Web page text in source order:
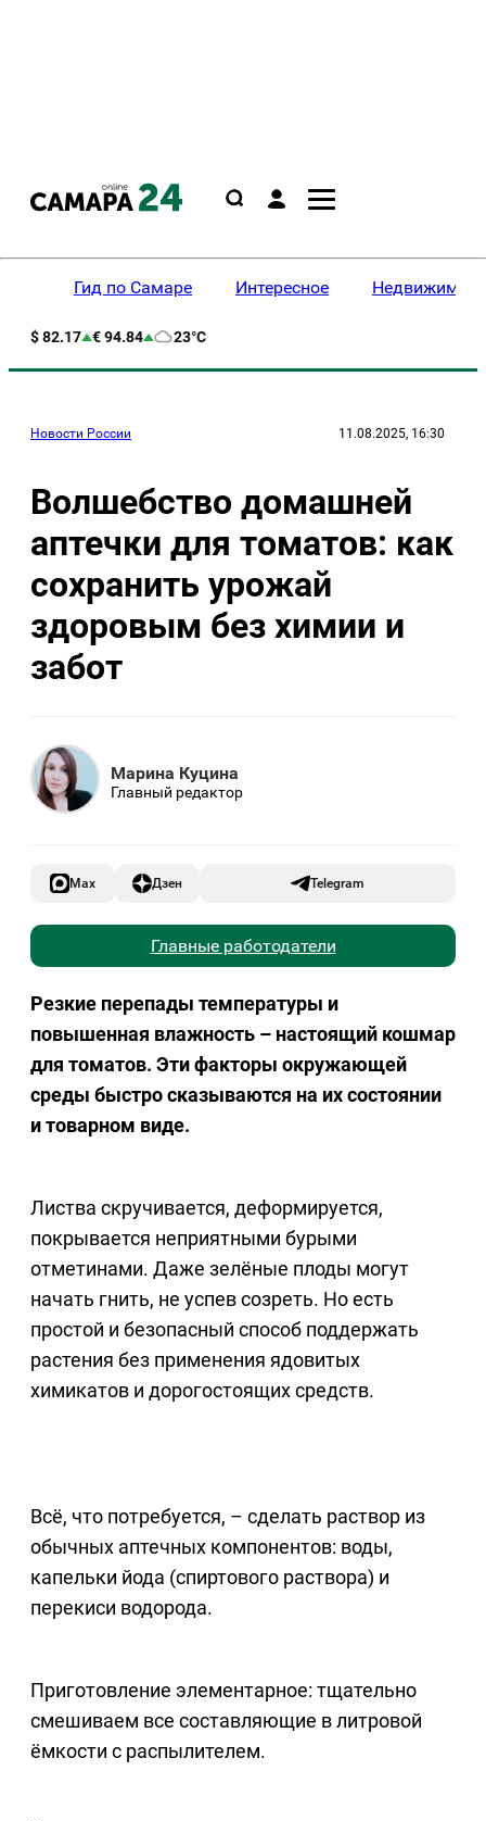
Гид по Самаре Интересное
$ 82.17 € 94.84 23°C
Новости России 11.08.2025, 16:30
Волшебство домашней
аптечки для томатов: как
сохранить урожай
здоровым без химии и
забот
Марина Куцина
Главный редактор
Max Дзен Telegram
Главные работодатели
Резкие перепады температуры и
повышенная влажность – настоящий кошмар
для томатов. Эти факторы окружающей
среды быстро сказываются на их состоянии
и товарном виде.
Листва скручивается, деформируется,
покрывается неприятными бурыми
отметинами. Даже зелёные плоды могут
начать гнить, не успев созреть. Но есть
простой и безопасный способ поддержать
растения без применения ядовитых
химикатов и дорогостоящих средств.
Всё, что потребуется, – сделать раствор из
обычных аптечных компонентов: воды,
капельки йода (спиртового раствора) и
перекиси водорода.
Приготовление элементарное: тщательно
смешиваем все составляющие в литровой
ёмкости с распылителем.